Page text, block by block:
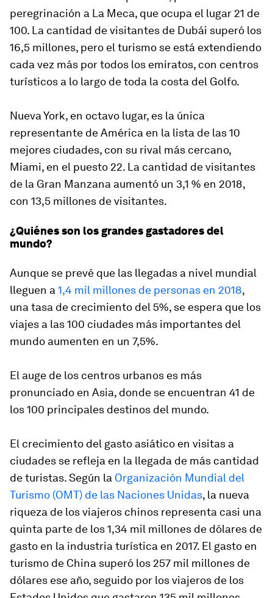
peregrinación a La Meca, que ocupa el lugar 21 de
100. La cantidad de visitantes de Dubái superó los
16,5 millones, pero el turismo se está extendiendo
cada vez más por todos los emiratos, con centros
turísticos a lo largo de toda la costa del Golfo.
Nueva York, en octavo lugar, es la única
representante de América en la lista de las 10
mejores ciudades, con su rival más cercano,
Miami, en el puesto 22. La cantidad de visitantes
de la Gran Manzana aumentó un 3,1 % en 2018,
con 13,5 millones de visitantes.
¿Quiénes son los grandes gastadores del
mundo?
Aunque se prevé que las llegadas a nivel mundial
lleguen a 1,4 mil millones de personas en 2018,
una tasa de crecimiento del 5%, se espera que los
viajes a las 100 ciudades más importantes del
mundo aumenten en un 7,5%.
El auge de los centros urbanos es más
pronunciado en Asia, donde se encuentran 41 de
los 100 principales destinos del mundo.
El crecimiento del gasto asiático en visitas a
ciudades se refleja en la llegada de más cantidad
de turistas. Según la Organización Mundial del
Turismo (OMT) de las Naciones Unidas, la nueva
riqueza de los viajeros chinos representa casi una
quinta parte de los 1,34 mil millones de dólares de
gasto en la industria turística en 2017. El gasto en
turismo de China superó los 257 mil millones de
dólares ese año, seguido por los viajeros de los